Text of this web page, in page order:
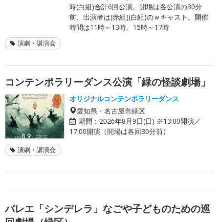
時(白組)合計6回公演。開場は各公演の30分
前、出演者は(赤組)(白組)のｗキャスト。開催
時間は11時～13時、15時～17時
演劇・講演会
コンテンポラリーダンス公演「緑の怪談劇場」
オリジナルコンテンポラリーダンス
愛知県・名古屋市緑区
期間： 2026年8月9日(日) ※13:00開演／
17:00開演（開場は各回30分前）
演劇・講演会
バレエ「シンデレラ」なごや子どものための巡